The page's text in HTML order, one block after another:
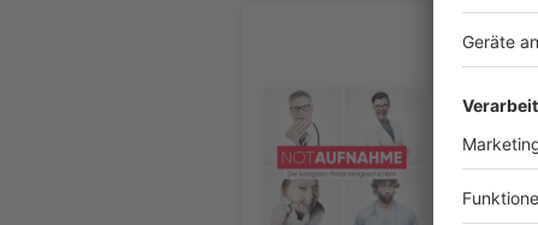
Audiotitel - Ist Frankfurt noch
Ist
Im Puff
seine
Der
macht selbst er drei Rote
Podcast